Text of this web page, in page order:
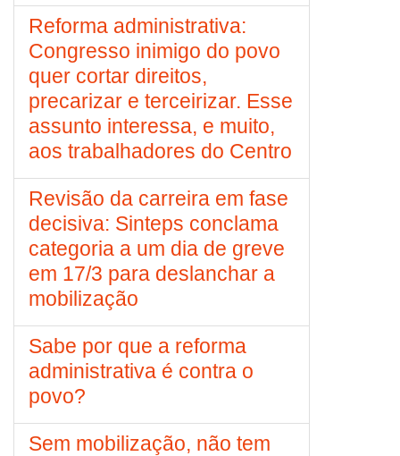
Reforma administrativa:
Congresso inimigo do povo
quer cortar direitos,
precarizar e terceirizar. Esse
assunto interessa, e muito,
aos trabalhadores do Centro
Revisão da carreira em fase
decisiva: Sinteps conclama
categoria a um dia de greve
em 17/3 para deslanchar a
mobilização
Sabe por que a reforma
administrativa é contra o
povo?
Sem mobilização, não tem